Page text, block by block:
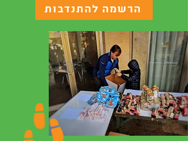
הרשמה להתנדבות